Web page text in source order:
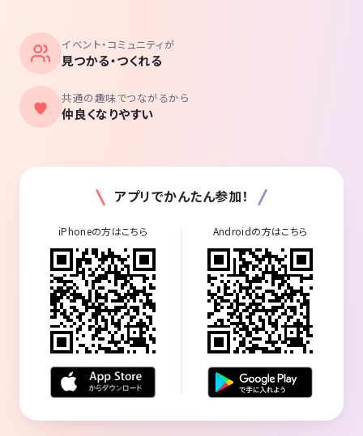
イベント・コミュニティが
見つかる・つくれる
共通の趣味でつながるから
仲良くなりやすい
アプリでかんたん参加！
iPhoneの方はこちら Androidの方はこちら